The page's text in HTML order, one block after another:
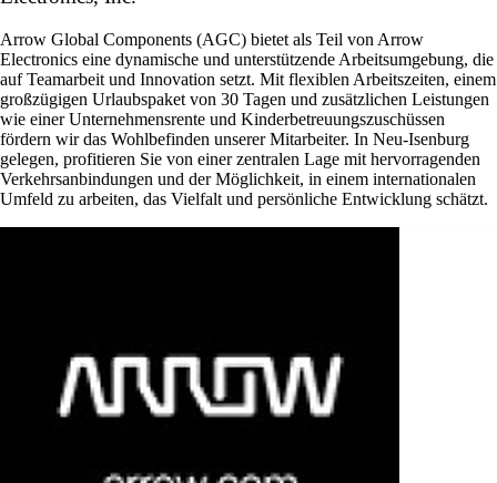
Arrow Global Components (AGC) bietet als Teil von Arrow
Electronics eine dynamische und unterstützende Arbeitsumgebung, die
auf Teamarbeit und Innovation setzt. Mit flexiblen Arbeitszeiten, einem
großzügigen Urlaubspaket von 30 Tagen und zusätzlichen Leistungen
wie einer Unternehmensrente und Kinderbetreuungszuschüssen
fördern wir das Wohlbefinden unserer Mitarbeiter. In Neu-Isenburg
gelegen, profitieren Sie von einer zentralen Lage mit hervorragenden
Verkehrsanbindungen und der Möglichkeit, in einem internationalen
Umfeld zu arbeiten, das Vielfalt und persönliche Entwicklung schätzt.